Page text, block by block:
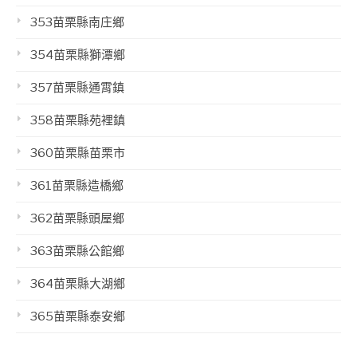
353苗栗縣南庄鄉
354苗栗縣獅潭鄉
357苗栗縣通霄鎮
358苗栗縣苑裡鎮
360苗栗縣苗栗市
361苗栗縣造橋鄉
362苗栗縣頭屋鄉
363苗栗縣公館鄉
364苗栗縣大湖鄉
365苗栗縣泰安鄉